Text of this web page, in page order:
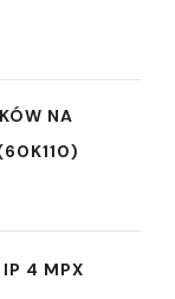
NA
4 MPX